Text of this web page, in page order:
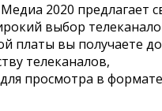
2020 предлагает
выбор
платы вы получаете
телеканалов,
просмотра в